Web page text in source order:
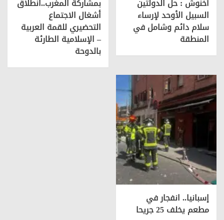
أخنوش : حل الدولتين
السبيل الأوحد لإرساء
سلام دائم وشامل في
المنطقة
بمشاركة المغرب..انطلاق
أشغال الاجتماع
التحضيري للقمة العربية
– الإسلامية الطارئة
بالدوحة
إسبانيا.. انفجار في
مطعم يخلف 25 جريحا